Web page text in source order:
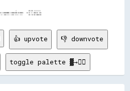
👍 upvote 👎 downvote
toggle palette ▓→✊🏽